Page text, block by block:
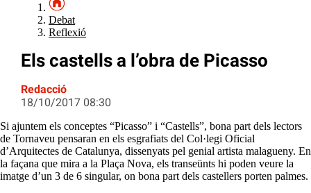
Debat
Reflexió
Els castells a l’obra de Picasso
Redacció
18/10/2017 08:30
Si ajuntem els conceptes “Picasso” i “Castells”, bona part dels lectors
de Tornaveu pensaran en els esgrafiats del Col·legi Oficial
d’Arquitectes de Catalunya, dissenyats pel genial artista malagueny. En
la façana que mira a la Plaça Nova, els transeünts hi poden veure la
imatge d’un 3 de 6 singular, on bona part dels castellers porten palmes.